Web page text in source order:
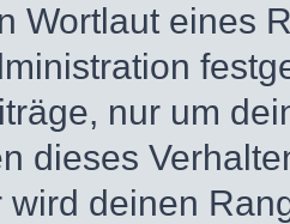
Wortlaut eines
nur um
dieses
wird deinen